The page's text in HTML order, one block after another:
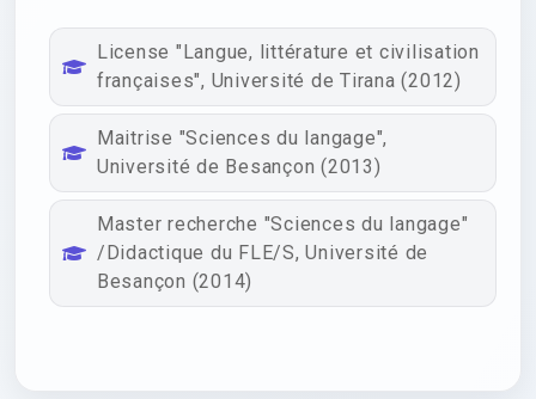
License "Langue, littérature et civilisation
françaises", Université de Tirana (2012)
Maitrise "Sciences du langage",
Université de Besançon (2013)
Master recherche "Sciences du langage"
/Didactique du FLE/S, Université de
Besançon (2014)